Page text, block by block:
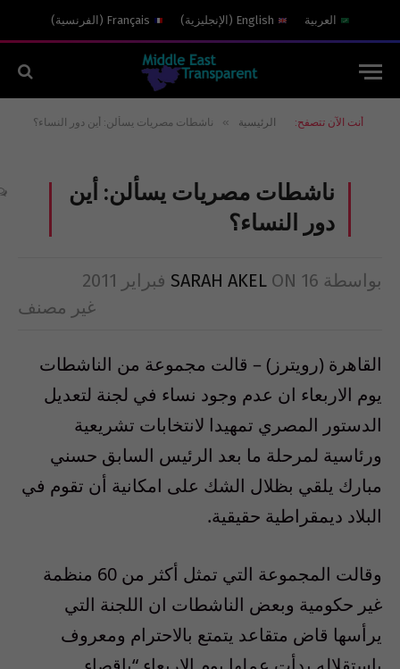
العربية English
( الإنجليزية)
Français
( الفرنسية)
أنت الآن تتصفح: الرئيسية » ناشطات مصريات يسألن: أين دور النساء؟
ناشطات مصريات يسألن: أين
دور النساء؟
بواسطة SARAH AKEL ON 16 فبراير 2011
غير مصنف
القاهرة (رويترز) – قالت مجموعة من الناشطات
يوم الاربعاء ان عدم وجود نساء في لجنة لتعديل
الدستور المصري تمهيدا لانتخابات تشريعية
ورئاسية لمرحلة ما بعد الرئيس السابق حسني
مبارك يلقي بظلال الشك على امكانية أن تقوم في
البلاد ديمقراطية حقيقية.
وقالت المجموعة التي تمثل أكثر من 60 منظمة
غير حكومية وبعض الناشطات ان اللجنة التي
يرأسها قاض متقاعد يتمتع بالاحترام ومعروف